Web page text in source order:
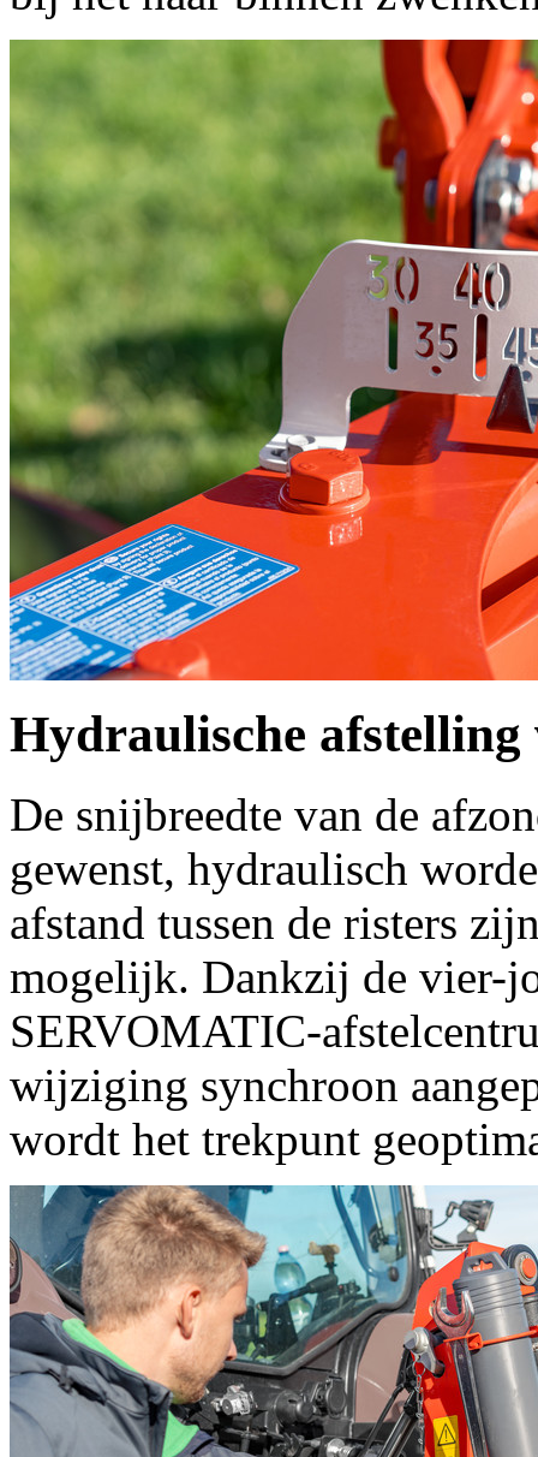
Hydraulische afstelling
De snijbreedte van de
gewenst, hydraulisch
afstand tussen de risters
mogelijk. Dankzij de vier-
SERVOMATIC-
wijziging synchroon
wordt het trekpunt